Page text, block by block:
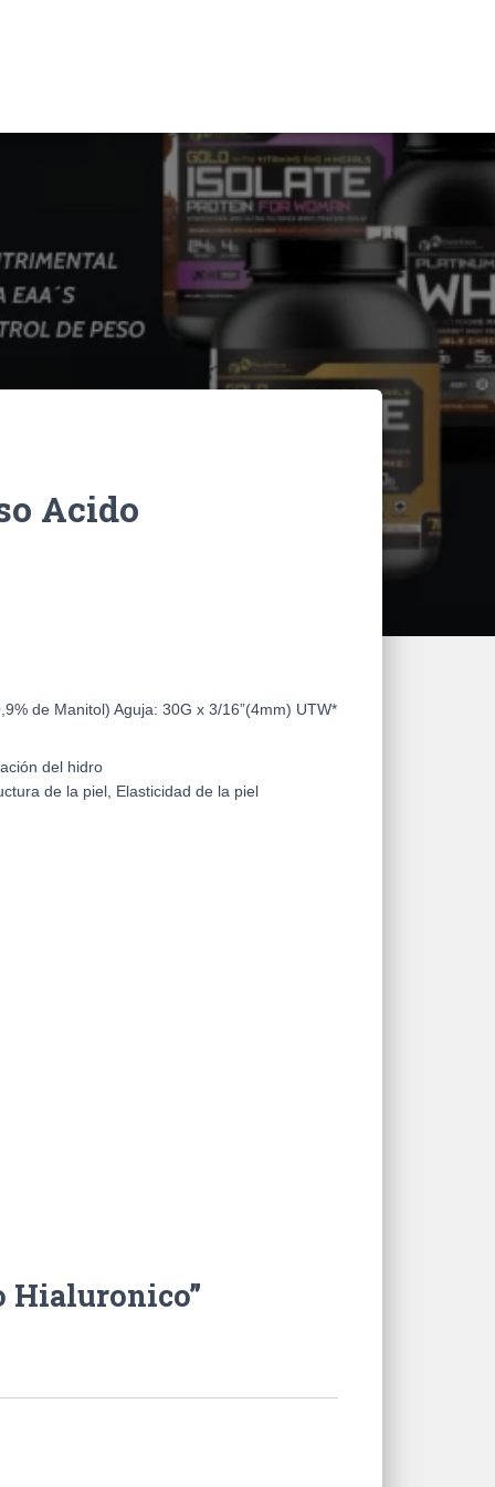
Acido
de Manitol) Aguja: 30G x 3/16”(4mm) UTW*
del hidro
de la piel, Elasticidad de la piel
Hialuronico”